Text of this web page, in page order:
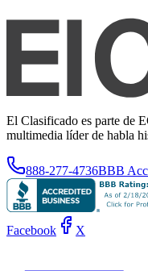
El Clasificado es parte de
multimedia líder de habla
888-277-4736BBB
Facebook X